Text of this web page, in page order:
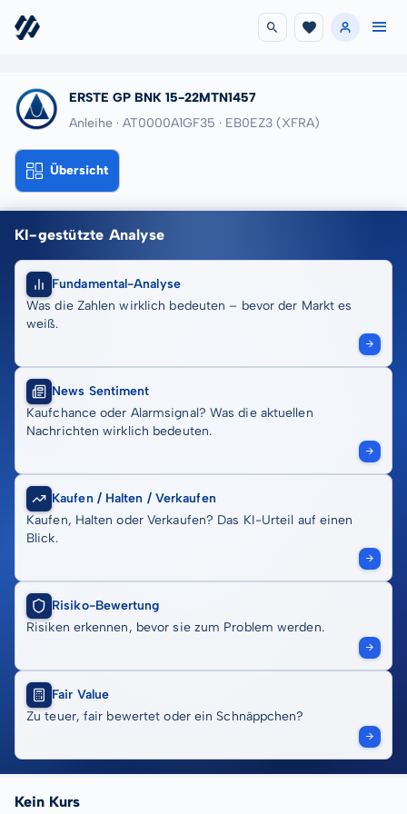
ERSTE GP BNK 15-22MTN1457
Anleihe · AT0000A1GF35 · EB0EZ3 (XFRA)
Übersicht
KI-gestützte Analyse
Fundamental-Analyse
Was die Zahlen wirklich bedeuten – bevor der Markt es
weiß.
News Sentiment
Kaufchance oder Alarmsignal? Was die aktuellen
Nachrichten wirklich bedeuten.
Kaufen / Halten / Verkaufen
Kaufen, Halten oder Verkaufen? Das KI-Urteil auf einen
Blick.
Risiko-Bewertung
Risiken erkennen, bevor sie zum Problem werden.
Fair Value
Zu teuer, fair bewertet oder ein Schnäppchen?
Kein Kurs